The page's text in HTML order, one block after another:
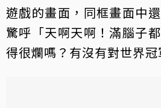
遊戲的畫面，同框畫面中
驚呼「天啊天啊！滿腦子
得很爛嗎？有沒有對世界冠